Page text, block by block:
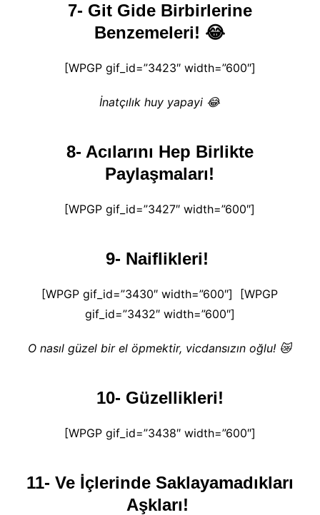
7- Git Gide Birbirlerine
Benzemeleri! 😂
[WPGP gif_id=”3423″ width=”600″]
İnatçılık huy yapayi 😂
8- Acılarını Hep Birlikte
Paylaşmaları!
[WPGP gif_id=”3427″ width=”600″]
9- Naiflikleri!
[WPGP gif_id=”3430″ width=”600″] [WPGP
gif_id=”3432″ width=”600″]
O nasıl güzel bir el öpmektir, vicdansızın oğlu! 😿
10- Güzellikleri!
[WPGP gif_id=”3438″ width=”600″]
11- Ve İçlerinde Saklayamadıkları
Aşkları!